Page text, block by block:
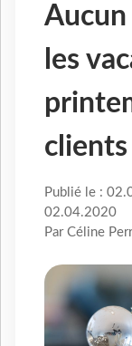
les
clients
Publié le :
02.04.2020
Par Céline